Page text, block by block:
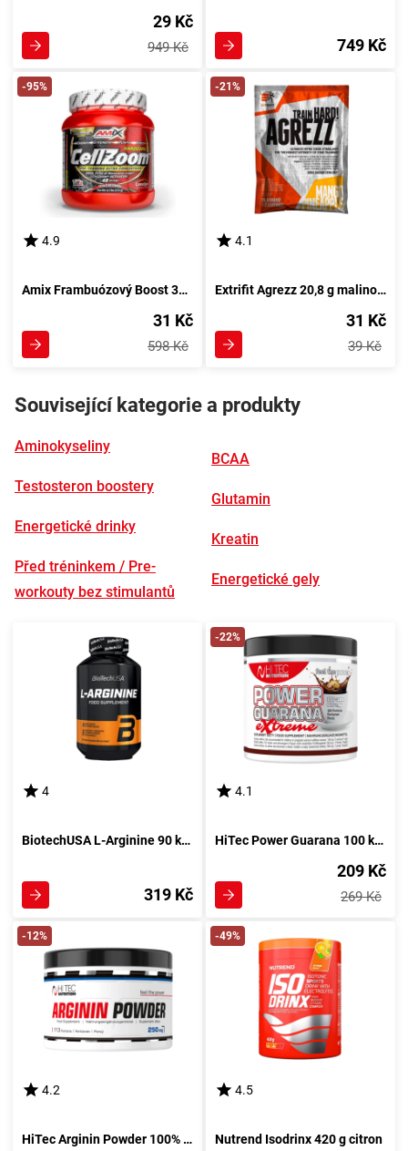
29 Kč
949 Kč 749 Kč
-95%
4.9
Amix Frambuózový Boost 315 g - inovativní sportovní doplněk
31 Kč
598 Kč
-21%
4.1
Extrifit Agrezz 20,8 g malinový příval
31 Kč
39 Kč
Související kategorie a produkty
Aminokyseliny
Testosteron boostery
Energetické drinky
Před tréninkem / Pre-
workouty bez stimulantů
BCAA
Glutamin
Kreatin
Energetické gely
4
BiotechUSA L-Arginine 90 kapslí
319 Kč
-22%
4.1
HiTec Power Guarana 100 kapslí
209 Kč
269 Kč
-12%
4.2
HiTec Arginin Powder 100% AAKG 250 g bez příchutě
-49%
4.5
Nutrend Isodrinx 420 g citron